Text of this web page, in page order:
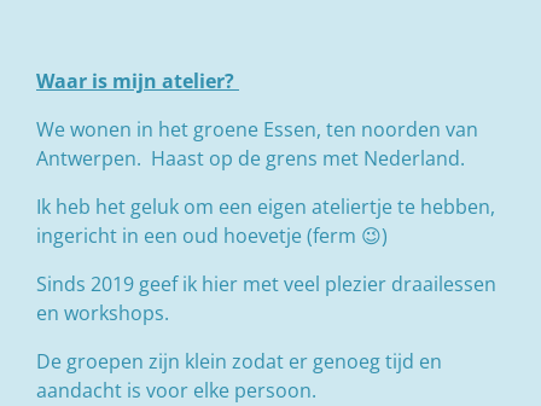
Waar is mijn atelier?
We wonen in het groene Essen, ten noorden van
Antwerpen. Haast op de grens met Nederland.
Ik heb het geluk om een eigen ateliertje te hebben,
ingericht in een oud hoevetje (ferm 😉)
Sinds 2019 geef ik hier met veel plezier draailessen
en workshops.
De groepen zijn klein zodat er genoeg tijd en
aandacht is voor elke persoon.